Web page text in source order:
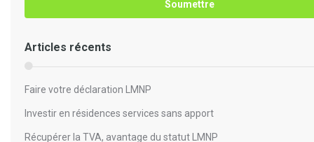
Articles récents
Faire votre déclaration LMNP
Investir en résidences services sans apport
Récupérer la TVA, avantage du statut LMNP